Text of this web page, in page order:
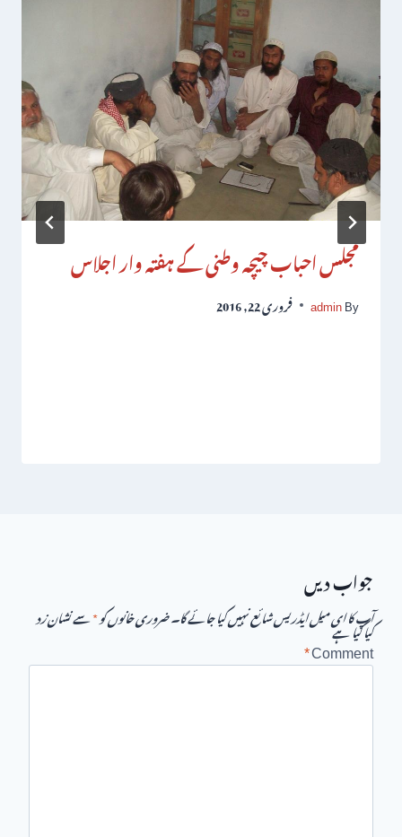
مجلس احباب چیچہ وطنی کے ہفتہ وار اجلاس
By
admin فروری 22, 2016
جواب دیں
آپ کا ای میل ایڈریس شائع نہیں کیا جائے گا۔ضروری خانوں کو*سے نشان زد کیا گیا ہے
Comment
*